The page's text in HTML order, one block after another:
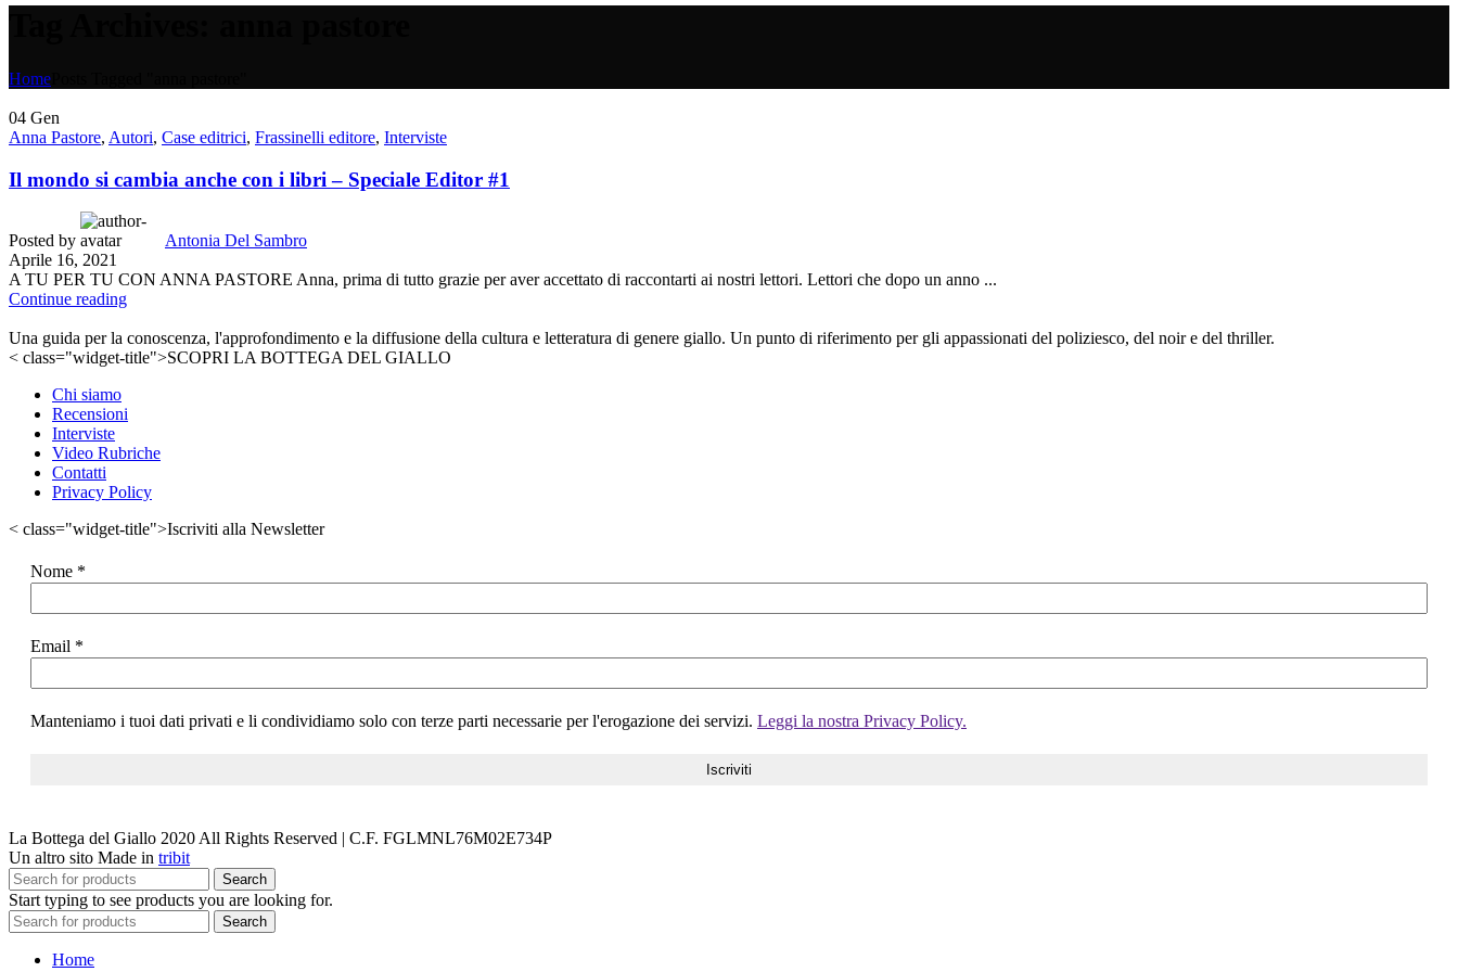
Home
04 Gen
Anna Pastore, Autori, Case editrici, Frassinelli editore, Interviste
Il mondo si cambia anche con i libri – Speciale Editor #1
Posted by
Antonia Del Sambro
Aprile 16, 2021
A TU PER TU CON ANNA PASTORE Anna, prima di tutto grazie per aver accettato di raccontarti ai nostri lettori. Lettori che dopo un anno ...
Continue reading
Una guida per la conoscenza, l'approfondimento e la diffusione della cultura e letteratura di genere giallo. Un punto di riferimento per gli appassionati del poliziesco, del noir e del thriller.
< class="widget-title">SCOPRI LA BOTTEGA DEL GIALLO
Chi siamo
Recensioni
Interviste
Video Rubriche
Contatti
Privacy Policy
< class="widget-title">Iscriviti alla Newsletter
Nome *
Email *
Manteniamo i tuoi dati privati e li condividiamo solo con terze parti necessarie per l'erogazione dei servizi. Leggi la nostra Privacy Policy.
La Bottega del Giallo 2020 All Rights Reserved | C.F. FGLMNL76M02E734P
Un altro sito Made in tribit
Search
Start typing to see products you are looking for.
Search
Home